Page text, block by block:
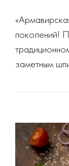
поколений!
заметным